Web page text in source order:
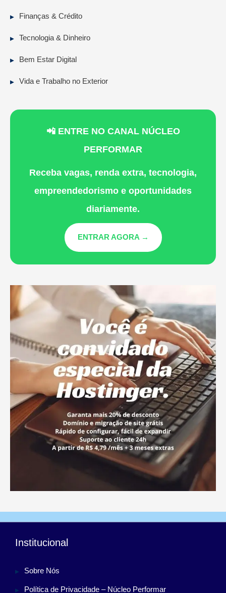
Finanças & Crédito
Tecnologia & Dinheiro
Bem Estar Digital
Vida e Trabalho no Exterior
📲 ENTRE NO CANAL NÚCLEO
PERFORMAR
Receba vagas, renda extra, tecnologia,
empreendedorismo e oportunidades
diariamente.
ENTRAR AGORA →
Institucional
Sobre Nós
Política de Privacidade – Núcleo Performar